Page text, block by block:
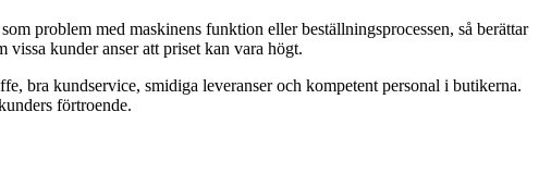
problem med maskinens funktion eller beställningsprocessen, så berättar
kunder anser att priset kan vara högt.
bra kundservice, smidiga leveranser och kompetent personal i butikerna.
förtroende.